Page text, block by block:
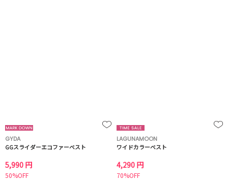
GYDA
GGスライダーエコファーベスト
5,990 円
50%OFF
LAGUNAMOON
ワイドカラーベスト
4,290 円
70%OFF